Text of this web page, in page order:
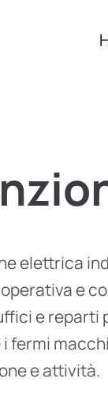
elettrica
e
e
e attività.